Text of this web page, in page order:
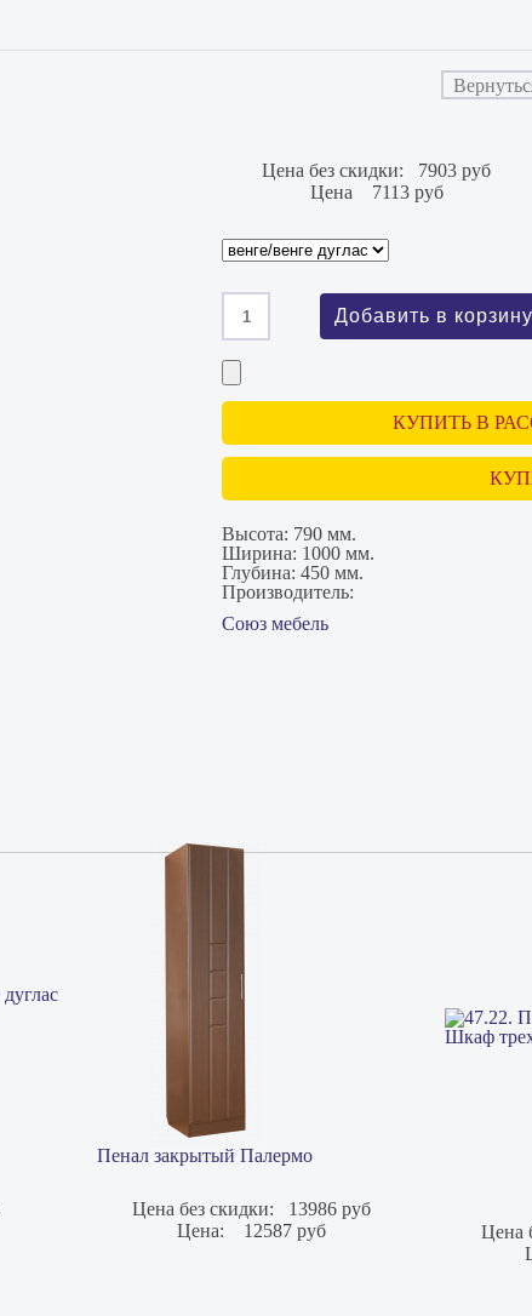
Цена без скидки:
7903 руб
Цена
7113 руб
КУПИТЬ В
Высота: 790 мм.
Ширина: 1000 мм.
Глубина:450 мм.
Производитель:
Союз мебель
Пенал закрытый Палермо
Цена без скидки:
13986 руб
Цена:
12587 руб
Шкаф
Цена